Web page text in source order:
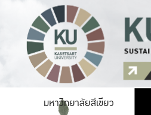
มหาวิทยาลัยสีเขียว